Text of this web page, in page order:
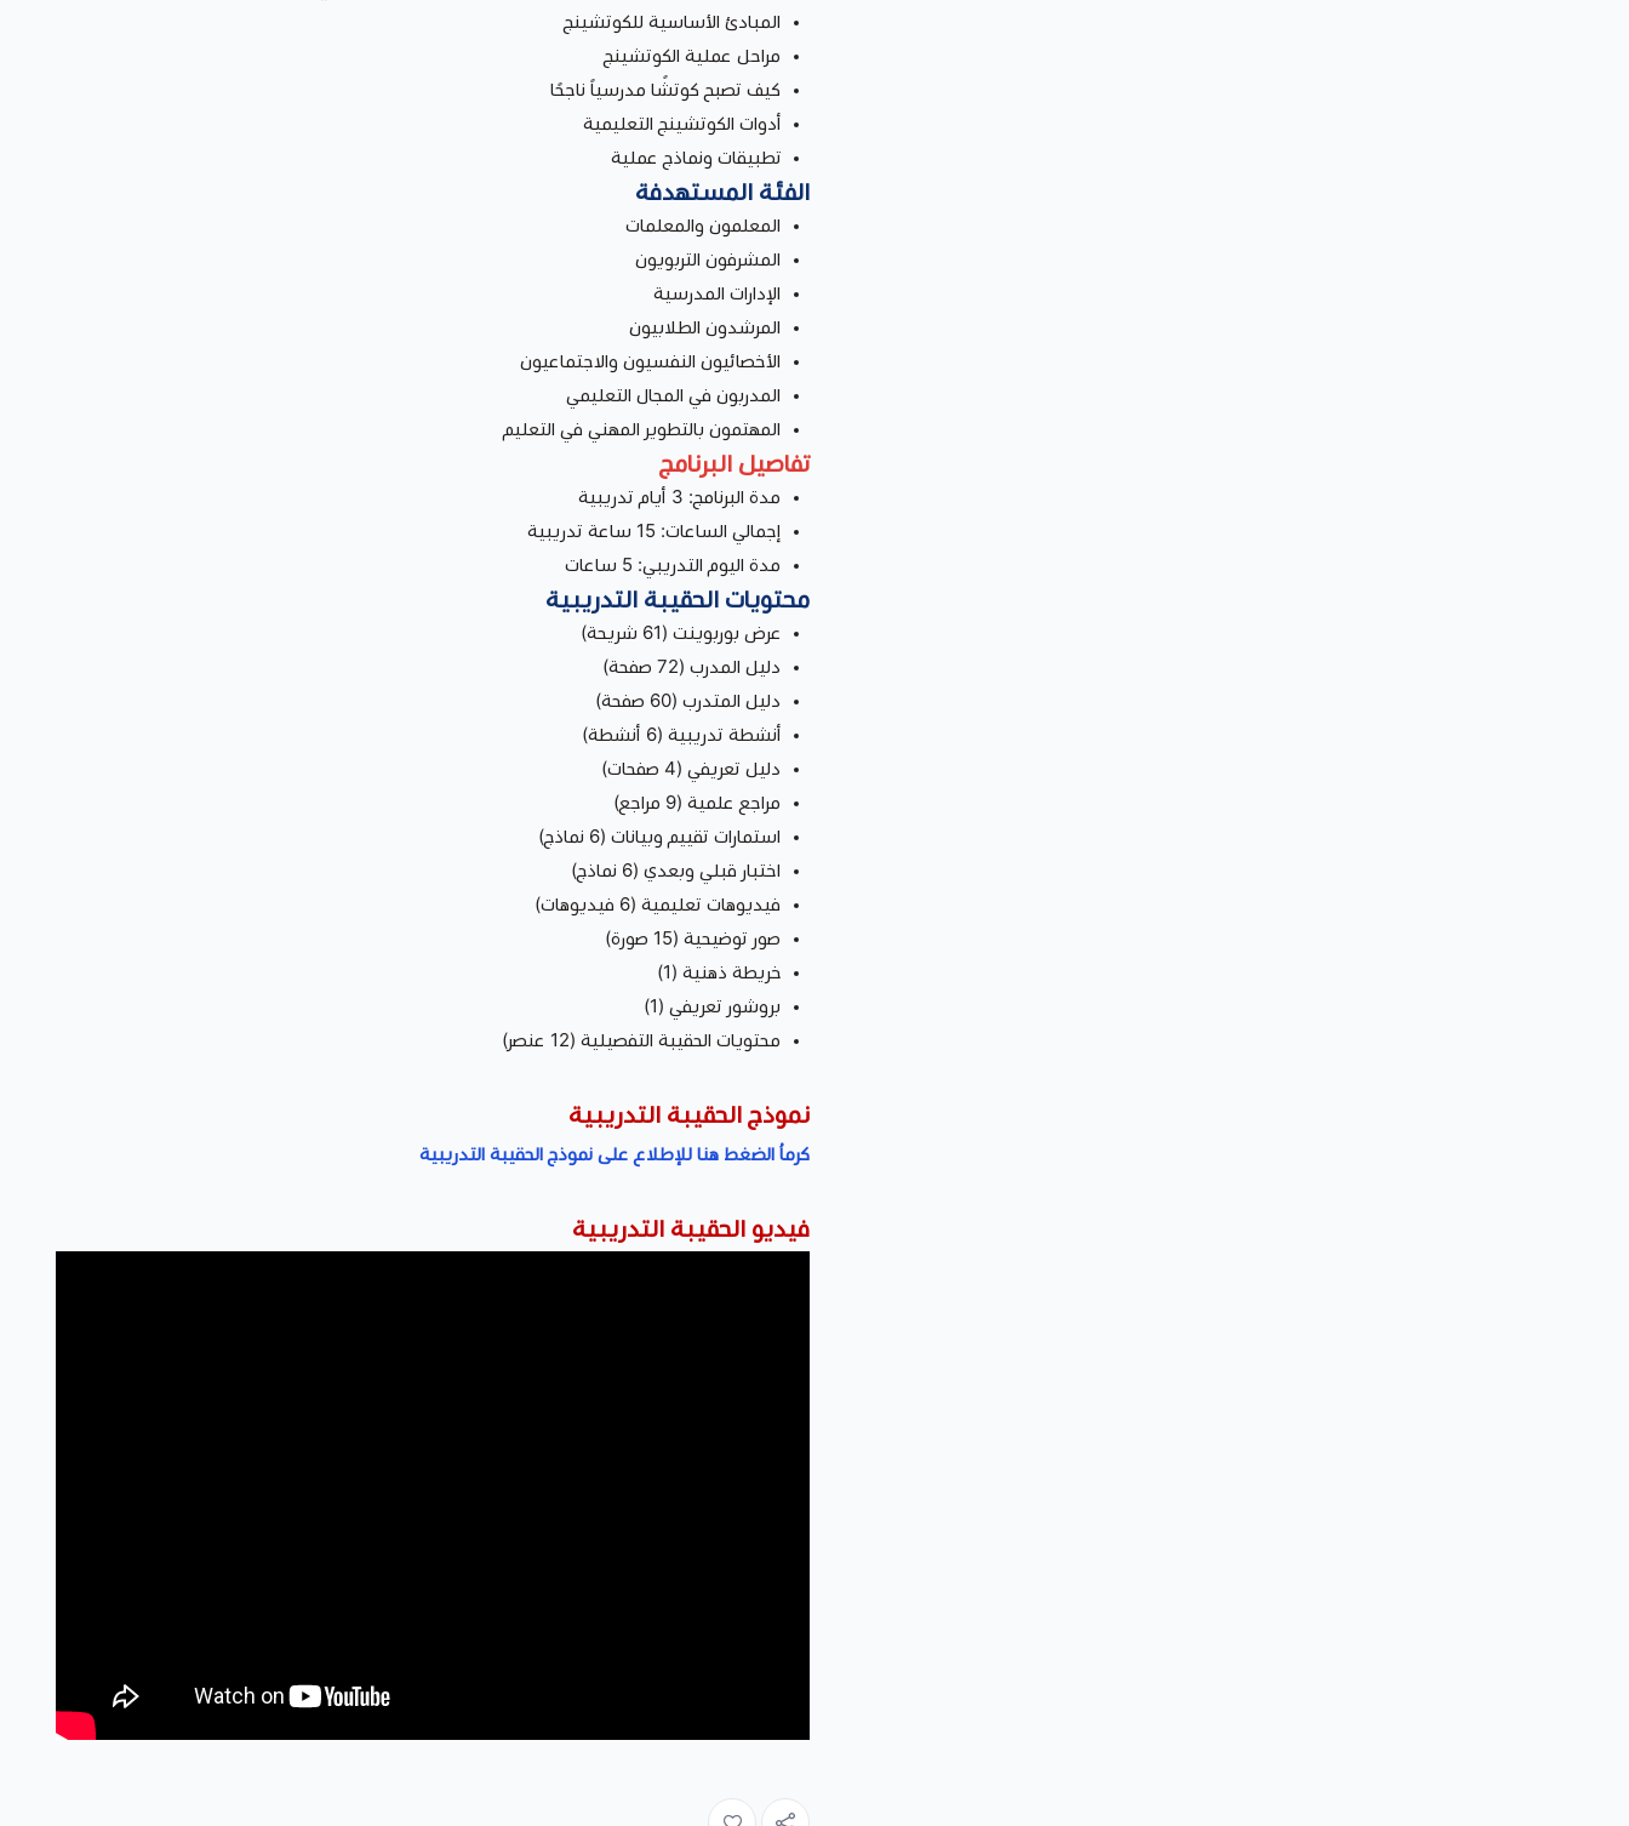
المبادئ الأساسية للكوتشينج
مراحل عملية الكوتشينج
كيف تصبح كوتشًا مدرسياً ناجحًا
أدوات الكوتشينج التعليمية
تطبيقات ونماذج عملية
الفئة المستهدفة
المعلمون والمعلمات
المشرفون التربويون
الإدارات المدرسية
المرشدون الطلابيون
الأخصائيون النفسيون والاجتماعيون
المدربون في المجال التعليمي
المهتمون بالتطوير المهني في التعليم
تفاصيل البرنامج
مدة البرنامج: 3 أيام تدريبية
إجمالي الساعات: 15 ساعة تدريبية
مدة اليوم التدريبي: 5 ساعات
محتويات الحقيبة التدريبية
عرض بوربوينت (61 شريحة)
دليل المدرب (72 صفحة)
دليل المتدرب (60 صفحة)
أنشطة تدريبية (6 أنشطة)
دليل تعريفي (4 صفحات)
مراجع علمية (9 مراجع)
استمارات تقييم وبيانات (6 نماذج)
اختبار قبلي وبعدي (6 نماذج)
فيديوهات تعليمية (6 فيديوهات)
صور توضيحية (15 صورة)
خريطة ذهنية (1)
بروشور تعريفي (1)
محتويات الحقيبة التفصيلية (12 عنصر)
نموذج الحقيبة التدريبية
كرماُ الضغط هنا للإطلاع على نموذج الحقيبة التدريبية
فيديو الحقيبة التدريبية